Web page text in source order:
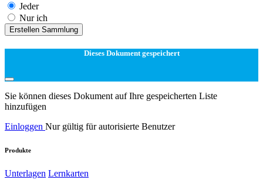
Jeder
Nur ich
Erstellen Sammlung
Dieses Dokument gespeichert
Sie können dieses Dokument auf Ihre gespeicherten Liste
hinzufügen
Einloggen Nur gültig für autorisierte Benutzer
Produkte
Unterlagen Lernkarten